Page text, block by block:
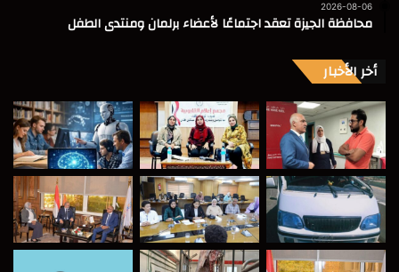
2026-08-06
محافظة الجيزة تعقد اجتماعًا لأعضاء برلمان ومنتدى الطفل
أخر الأخبار